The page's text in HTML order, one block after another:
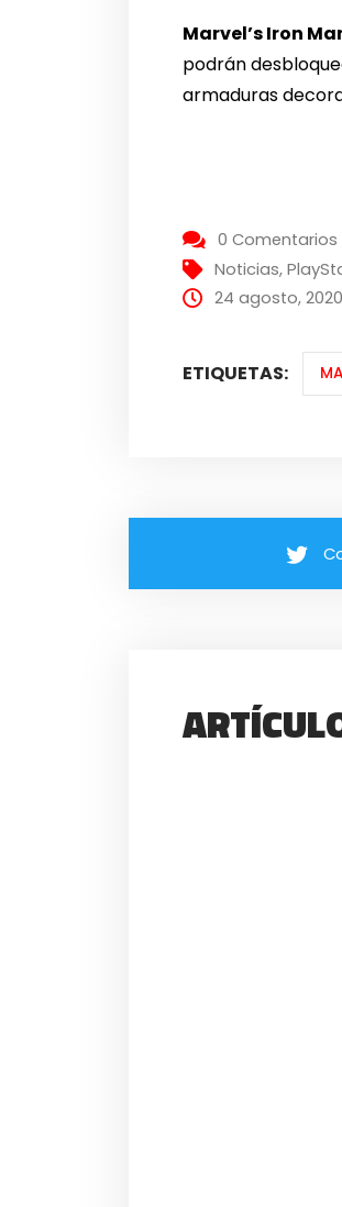
Marvel’s Iron
podrán
armaduras
0 Comentarios
Noticias,
24 agosto, 2020
ETIQUETAS: